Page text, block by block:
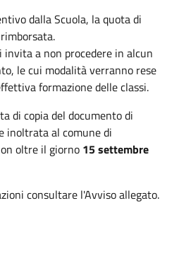
dalla Scuola, la quota di
invita a non procedere in alcun
le cui modalità verranno rese
formazione delle classi.
di copia del documento di
inoltrata al comune di
oltre il giorno 15 settembre
consultare l'Avviso allegato.